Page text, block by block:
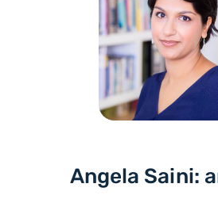
Angela Saini: